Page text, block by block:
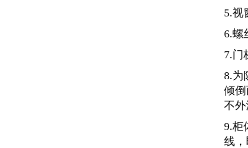
5.视
6.螺
7.门
8.为
倾
不外
9.柜
线